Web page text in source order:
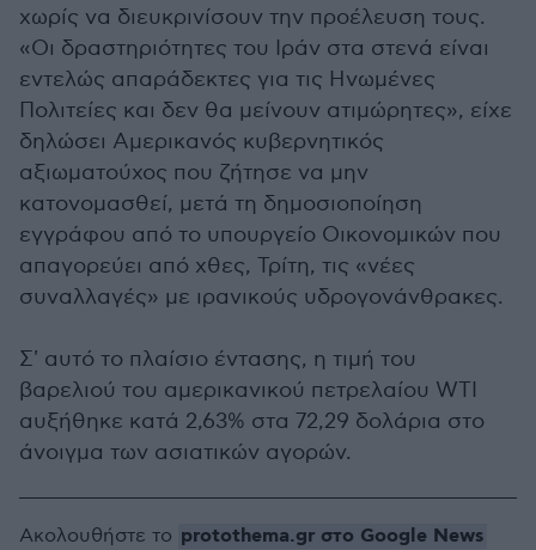
χωρίς να διευκρινίσουν την προέλευση τους.
«Οι δραστηριότητες του Ιράν στα στενά είναι
εντελώς απαράδεκτες για τις Ηνωμένες
Πολιτείες και δεν θα μείνουν ατιμώρητες», είχε
δηλώσει Αμερικανός κυβερνητικός
αξιωματούχος που ζήτησε να μην
κατονομασθεί, μετά τη δημοσιοποίηση
εγγράφου από το υπουργείο Οικονομικών που
απαγορεύει από χθες, Τρίτη, τις «νέες
συναλλαγές» με ιρανικούς υδρογονάνθρακες.
Σ' αυτό το πλαίσιο έντασης, η τιμή του
βαρελιού του αμερικανικού πετρελαίου WTI
αυξήθηκε κατά 2,63% στα 72,29 δολάρια στο
άνοιγμα των ασιατικών αγορών.
Ακολουθήστε το protothema.gr στο Google News